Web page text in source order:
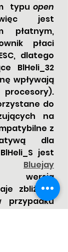
typu open
jest
płatnym,
płaci
dlatego
BlHeli_32
wpływają
do
na
z
dla
jest
Bluejay
wersja
zbliżone
przypadku